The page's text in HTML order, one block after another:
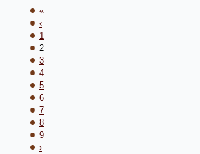
«
‹
1
2
3
4
5
6
7
8
9
›